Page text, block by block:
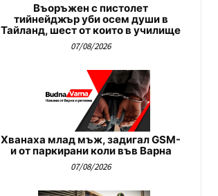
Въоръжен с пистолет
тийнейджър уби осем души в
Тайланд, шест от които в училище
07/08/2026
Хванаха млад мъж, задигал GSM-
и от паркирани коли във Варна
07/08/2026